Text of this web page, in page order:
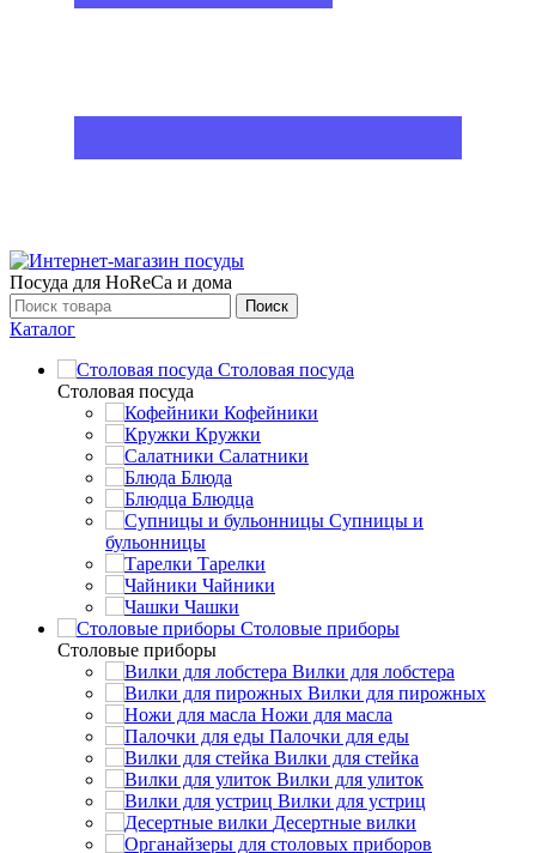
Посуда для HoReCa и дома
Поиск
Каталог
Столовая посуда
Столовая посуда
Кофейники
Кружки
Салатники
Блюда
Блюдца
Супницы и
бульонницы
Тарелки
Чайники
Чашки
Cтоловые приборы
Cтоловые приборы
Вилки для лобстера
Вилки для пирожных
Ножи для масла
Палочки для еды
Вилки для стейка
Вилки для улиток
Вилки для устриц
Десертные вилки